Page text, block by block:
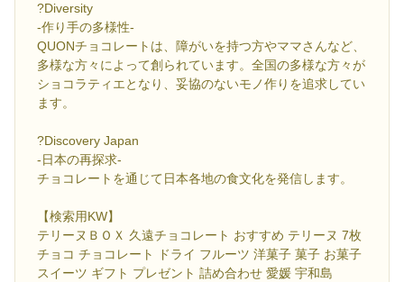
?Diversity
-作り手の多様性-
QUONチョコレートは、障がいを持つ方やママさんなど、
多様な方々によって創られています。全国の多様な方々が
ショコラティエとなり、妥協のないモノ作りを追求してい
ます。
?Discovery Japan
-日本の再探求-
チョコレートを通じて日本各地の食文化を発信します。
【検索用KW】
テリーヌＢＯＸ 久遠チョコレート おすすめ テリーヌ 7枚
チョコ チョコレート ドライ フルーツ 洋菓子 菓子 お菓子
スイーツ ギフト プレゼント 詰め合わせ 愛媛 宇和島